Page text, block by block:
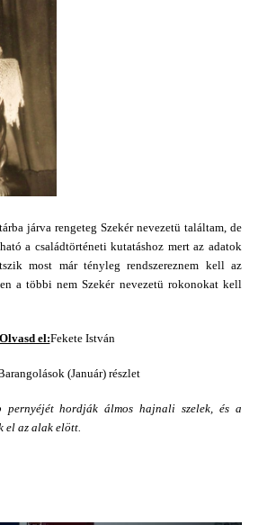
járva rengeteg Szekér nevezetü találtam, de
a családtörténeti kutatáshoz mert az adatok
most már tényleg rendszereznem kell az
a többi nem Szekér nevezetü rokonokat kell
Olvasd el:Fekete István
(Január) részlet
hordják álmos hajnali szelek, és a
el az alak elött.